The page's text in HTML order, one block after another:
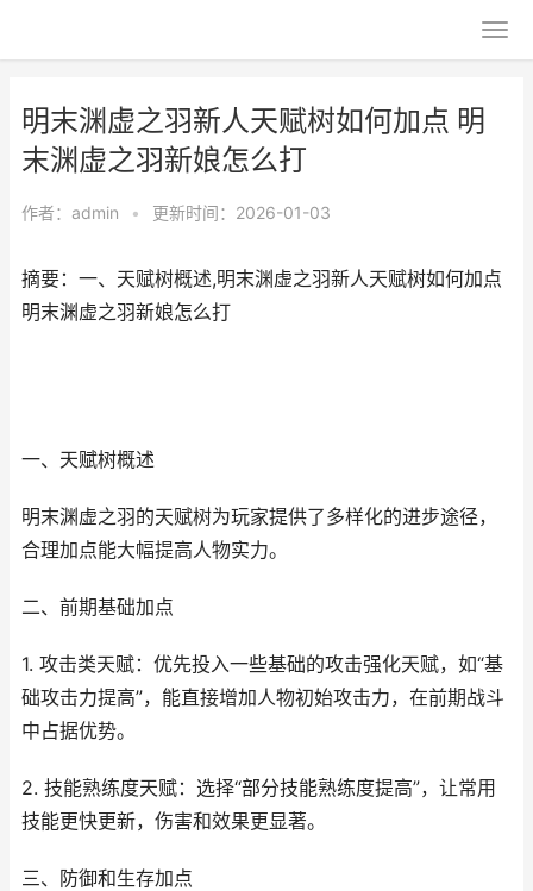
明末渊虚之羽新人天赋树如何加点 明
末渊虚之羽新娘怎么打
作者： admin • 更新时间：2026-01-03
摘要：一、天赋树概述,明末渊虚之羽新人天赋树如何加点
明末渊虚之羽新娘怎么打
一、天赋树概述
明末渊虚之羽的天赋树为玩家提供了多样化的进步途径，
合理加点能大幅提高人物实力。
二、前期基础加点
1. 攻击类天赋：优先投入一些基础的攻击强化天赋，如“基
础攻击力提高”，能直接增加人物初始攻击力，在前期战斗
中占据优势。
2. 技能熟练度天赋：选择“部分技能熟练度提高”，让常用
技能更快更新，伤害和效果更显著。
三、防御和生存加点